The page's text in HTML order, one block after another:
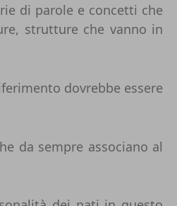
di parole e concetti che
strutture che vanno in
dovrebbe essere
da sempre associano al